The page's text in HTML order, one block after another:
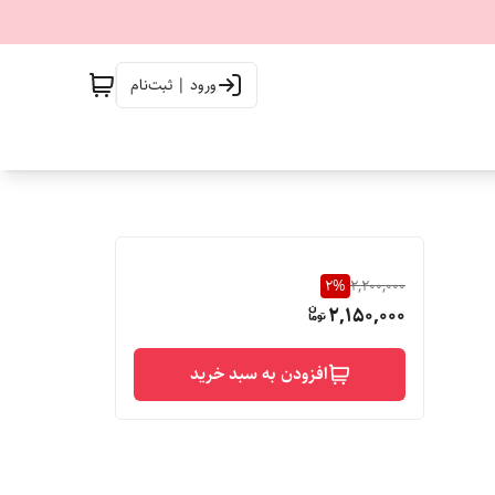
ورود | ثبت‌نام
2,200,000
2%
2,150,000
افزودن به سبد خرید